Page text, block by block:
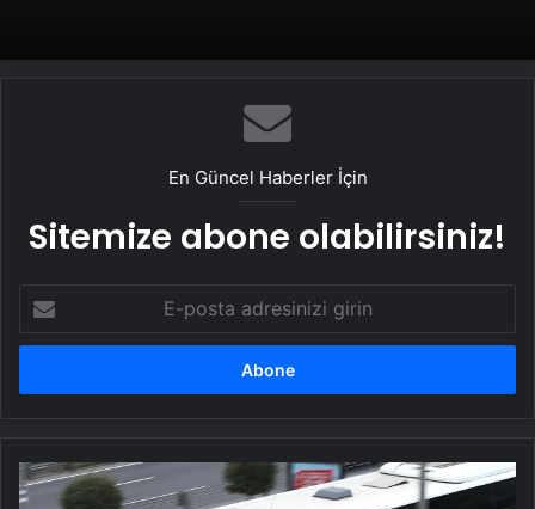
En Güncel Haberler İçin
Sitemize abone olabilirsiniz!
posta
adresinizi
TİHEK'ten
İBB'nin